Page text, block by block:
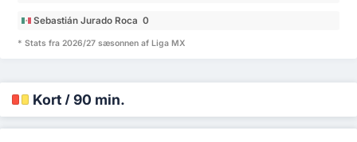
Sebastián Jurado Roca 0
* Stats fra 2026/27 sæsonnen af Liga MX
Kort / 90 min.